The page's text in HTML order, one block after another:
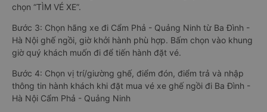
chọn “TÌM VÉ XE”.
Bước 3: Chọn hãng xe đi Cẩm Phả - Quảng Ninh từ Ba Đình -
Hà Nội ghế ngồi, giờ khởi hành phù hợp. Bấm chọn vào khung
giờ quý khách muốn đi để tiến hành đặt vé.
Bước 4: Chọn vị trí/giường ghế, điểm đón, điểm trả và nhập
thông tin hành khách khi đặt mua vé xe ghế ngồi đi Ba Đình -
Hà Nội Cẩm Phả - Quảng Ninh